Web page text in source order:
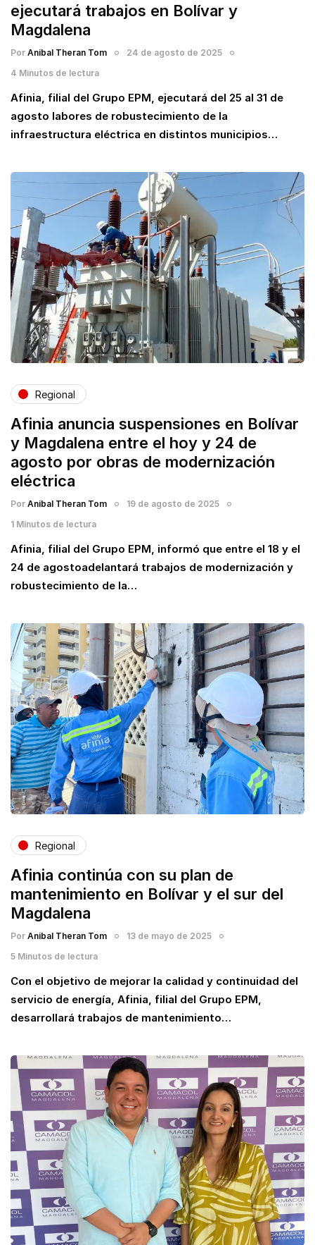
ejecutará trabajos en Bolívar y
Magdalena
Por Anibal Theran Tom
24 de agosto de 2025
4 Minutos de lectura
Afinia, filial del Grupo EPM, ejecutará del 25 al 31 de
agosto labores de robustecimiento de la
infraestructura eléctrica en distintos municipios…
Regional
Afinia anuncia suspensiones en Bolívar
y Magdalena entre el hoy y 24 de
agosto por obras de modernización
eléctrica
Por Anibal Theran Tom
19 de agosto de 2025
1 Minutos de lectura
Afinia, filial del Grupo EPM, informó que entre el 18 y el
24 de agostoadelantará trabajos de modernización y
robustecimiento de la…
Regional
Afinia continúa con su plan de
mantenimiento en Bolívar y el sur del
Magdalena
Por Anibal Theran Tom
13 de mayo de 2025
5 Minutos de lectura
Con el objetivo de mejorar la calidad y continuidad del
servicio de energía, Afinia, filial del Grupo EPM,
desarrollará trabajos de mantenimiento…